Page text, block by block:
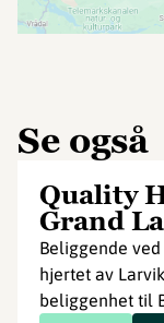
Se også
Quality
Grand
Beliggende
hjertet av
beliggenhet til